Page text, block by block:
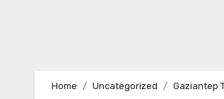
Home Uncategorized Gaziantep